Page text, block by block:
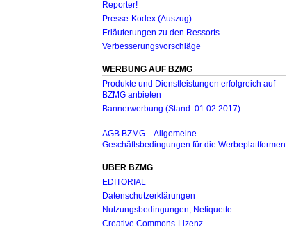
Reporter!
Presse-Kodex (Auszug)
Erläuterungen zu den Ressorts
Verbesserungsvorschläge
WERBUNG AUF BZMG
Produkte und Dienstleistungen erfolgreich auf
BZMG anbieten
Bannerwerbung (Stand: 01.02.2017)
AGB BZMG – Allgemeine
Geschäftsbedingungen für die Werbeplattformen
ÜBER BZMG
EDITORIAL
Datenschutzerklärungen
Nutzungsbedingungen, Netiquette
Creative Commons-Lizenz